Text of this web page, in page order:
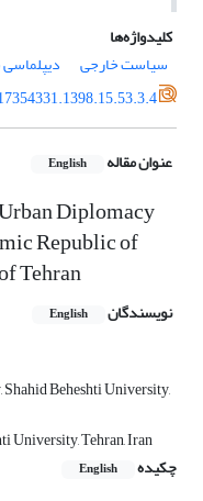
کلیدواژه‌ها
سیاست خارجی
عنوان مقاله English
Diplomacy
Republic of
Tehran
نویسندگان English
Beheshti University,
University, Tehran, Iran
چکیده
English